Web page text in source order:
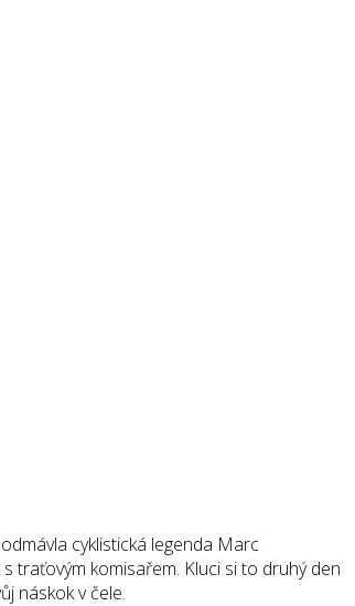
cyklistická legenda Marc
traťovým komisařem. Kluci si to druhý den
náskok v čele.